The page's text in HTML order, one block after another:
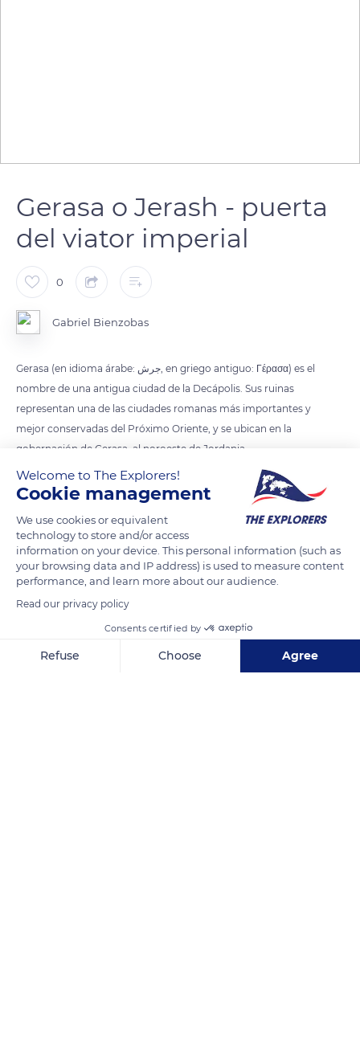
Gerasa o Jerash - puerta
del viator imperial
0
Gabriel Bienzobas
Gerasa (en idioma árabe: جرش, en griego antiguo: Γέρασα) es el
nombre de una antigua ciudad de la Decápolis. Sus ruinas
representan una de las ciudades romanas más importantes y
mejor conservadas del Próximo Oriente, y se ubican en la
gobernación de Gerasa, al noroeste de Jordania.
Los monumentos más destacados de la ciudad son: el Arco
de Adriano, el circo/hipódromo, dos inmensos templos
dedicados a Zeus y Ártemis, el Foro, de forma oval, y rodeado
por una hermosa columnata; una larga avenida columnada,
dos teatros (el gran Teatro del Sur y el más pequeño Teatro del
Norte), dos baños, varios templos de menor importancia y
unas murallas casi completas. La mayor parte de estos
monumentos fueron construidos gracias a donaciones de los
habitantes más ricos de la ciudad. Desde 350 hubo en la
Welcome to The Explorers!
Cookie management
We use cookies or equivalent
technology to store and/or access
information on your device. This personal information (such as
your browsing data and IP address) is used to measure content
performance, and learn more about our audience.
Read our privacy policy
Consents certified by
Refuse Choose Agree